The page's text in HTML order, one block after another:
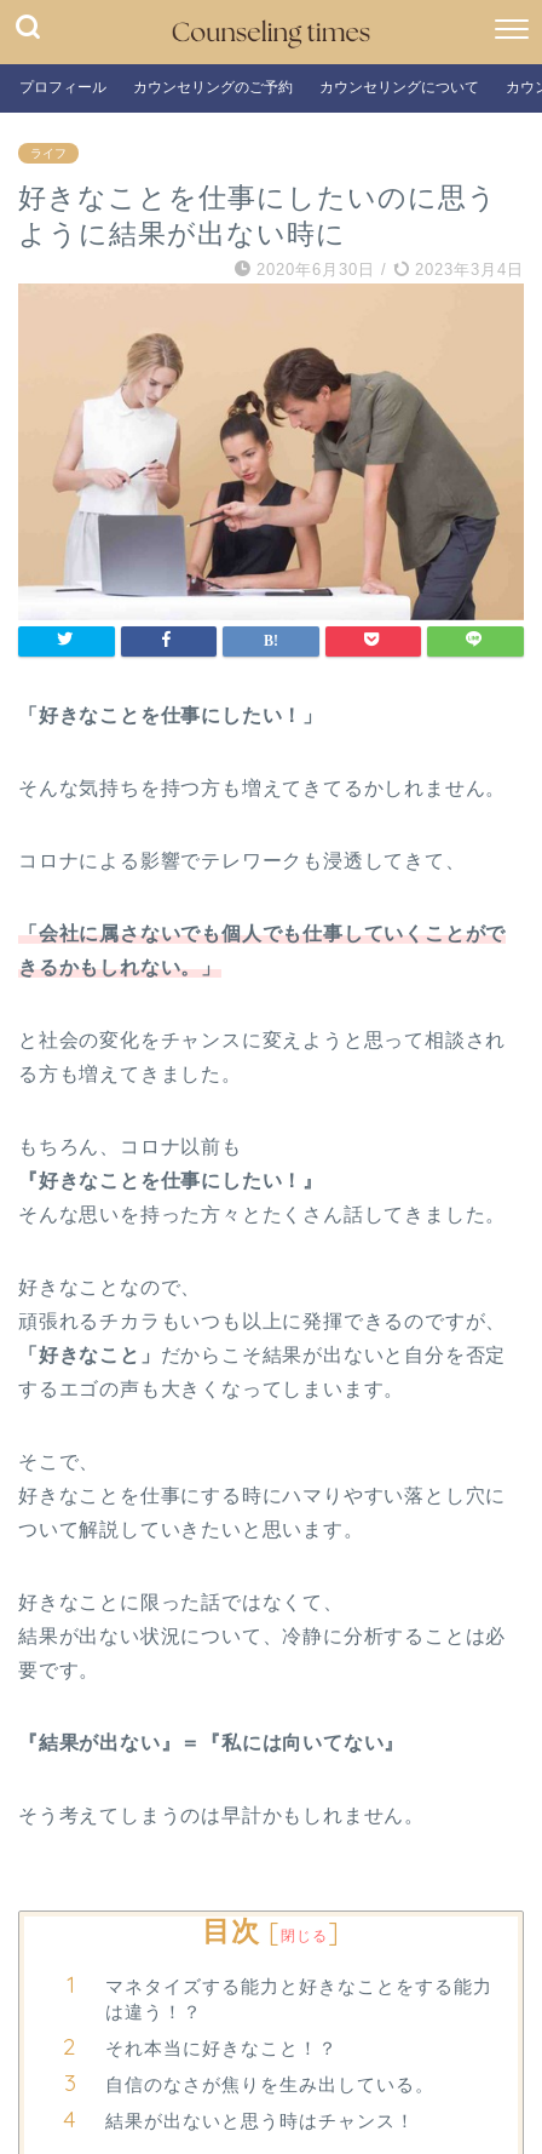
プロフィール カウンセリングのご予約 カウンセリングについて カウ
ライフ
好きなことを仕事にしたいのに思う
ように結果が出ない時に
2020年6月30日 / 2023年3月4日
「好きなことを仕事にしたい！」
そんな気持ちを持つ方も増えてきてるかしれません。
コロナによる影響でテレワークも浸透してきて、
「会社に属さないでも個人でも仕事していくことがで
きるかもしれない。」
と社会の変化をチャンスに変えようと思って相談され
る方も増えてきました。
もちろん、コロナ以前も
『好きなことを仕事にしたい！』
そんな思いを持った方々とたくさん話してきました。
好きなことなので、
頑張れるチカラもいつも以上に発揮できるのですが、
「好きなこと」 だからこそ結果が出ないと自分を否定
するエゴの声も大きくなってしまいます。
そこで、
好きなことを仕事にする時にハマりやすい落とし穴に
ついて解説していきたいと思います。
好きなことに限った話ではなくて、
結果が出ない状況について、冷静に分析することは必
要です。
『結果が出ない』＝『私には向いてない』
そう考えてしまうのは早計かもしれません。
目次 [ 閉じる ]
マネタイズする能力と好きなことをする能力
は違う！？
それ本当に好きなこと！？
自信のなさが焦りを生み出している。
結果が出ないと思う時はチャンス！